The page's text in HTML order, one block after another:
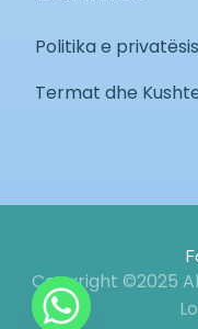
Politika e
Termat dhe
Copyright ©2025